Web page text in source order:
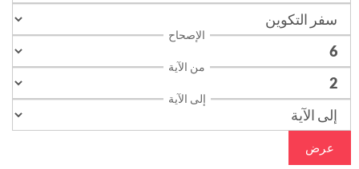
الإصحاح
من الآية
إلى الآية
عرض